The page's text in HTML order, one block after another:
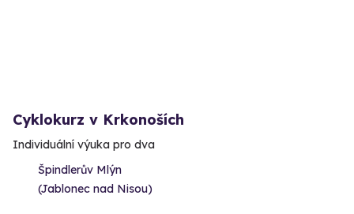
Cyklokurz v Krkonoších
Individuální výuka pro dva
Špindlerův Mlýn
(Jablonec nad Nisou)